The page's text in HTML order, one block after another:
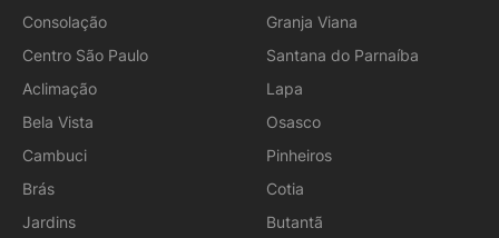
Consolação
Centro São Paulo
Aclimação
Bela Vista
Cambuci
Brás
Jardins
Granja Viana
Santana do Parnaíba
Lapa
Osasco
Pinheiros
Cotia
Butantã